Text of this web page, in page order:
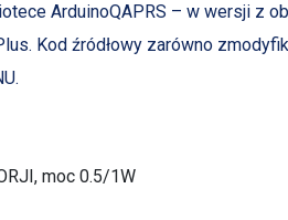
ArduinoQAPRS – w wersji z
Kod źródłowy zarówno
moc 0.5/1W